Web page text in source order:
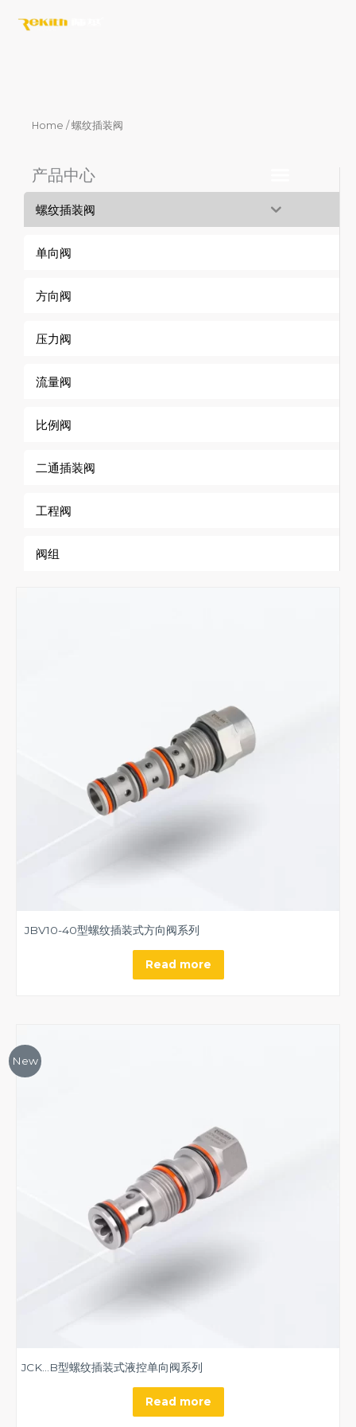
Home / 螺纹插装阀
产品中心
螺纹插装阀
单向阀
方向阀
压力阀
流量阀
比例阀
二通插装阀
工程阀
阀组
JBV10-40型螺纹插装式方向阀系列
Read more
New
JCK…B型螺纹插装式液控单向阀系列
Read more